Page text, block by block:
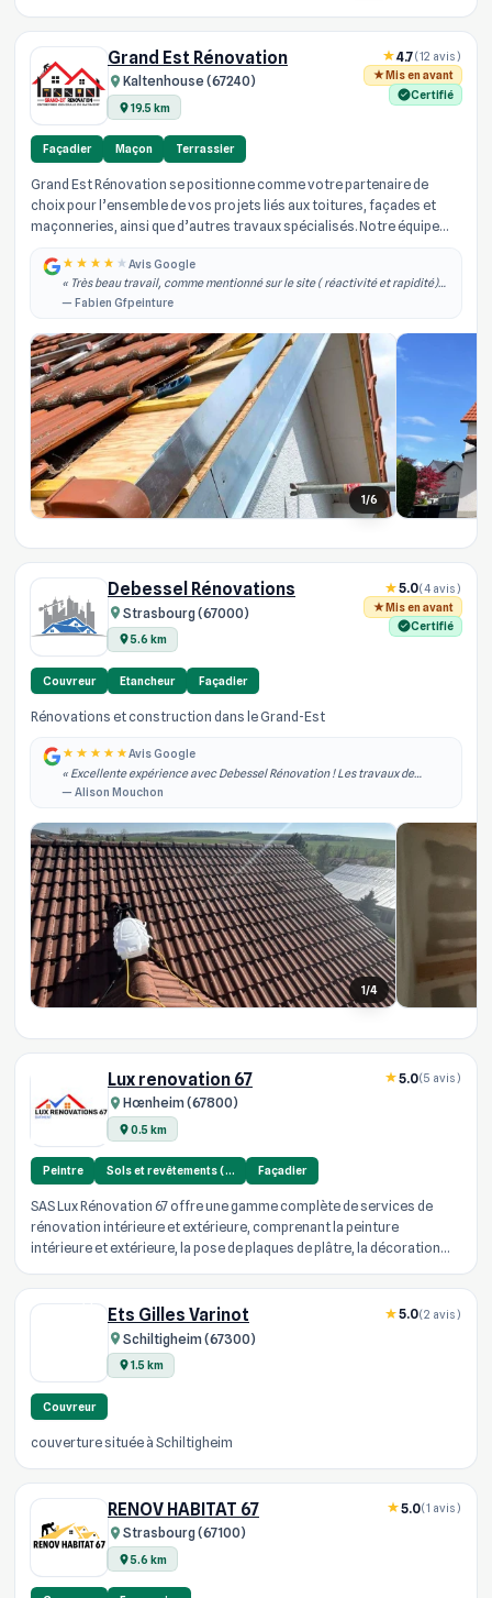
Grand Est Rénovation
Kaltenhouse (67240)
19.5 km
4.7(12 avis)
Mis en avant
Certifié
Façadier Maçon Terrassier
Grand Est Rénovation se positionne comme votre partenaire de
choix pour l’ensemble de vos projets liés aux toitures, façades et
maçonneries, ainsi que d’autres travaux spécialisés. Notre équipe
Avis Google
« Très beau travail, comme mentionné sur le site ( réactivité et rapidité)
effectivement je les ai contacté dans la semaine qui à suivi j'ai obtenu un
— Fabien Gfpeinture
1/6
Debessel Rénovations
Strasbourg (67000)
5.6 km
5.0(4 avis)
Mis en avant
Certifié
Couvreur Etancheur Façadier
Rénovations et construction dans le Grand-Est
Avis Google
« Excellente expérience avec Debessel Rénovation ! Les travaux de
rénovation intérieure ont été réalisés rapidement, dans les délais
— Alison Mouchon
1/4
Lux renovation 67
Hœnheim (67800)
0.5 km
5.0(5 avis)
Peintre Sols et revêtements (… Façadier
SAS Lux Rénovation 67 offre une gamme complète de services de
rénovation intérieure et extérieure, comprenant la peinture
intérieure et extérieure, la pose de plaques de plâtre, la décoration
Ets Gilles Varinot
Schiltigheim (67300)
1.5 km
5.0(2 avis)
Couvreur
couverture située à Schiltigheim
RENOV HABITAT 67
Strasbourg (67100)
5.6 km
5.0(1 avis)